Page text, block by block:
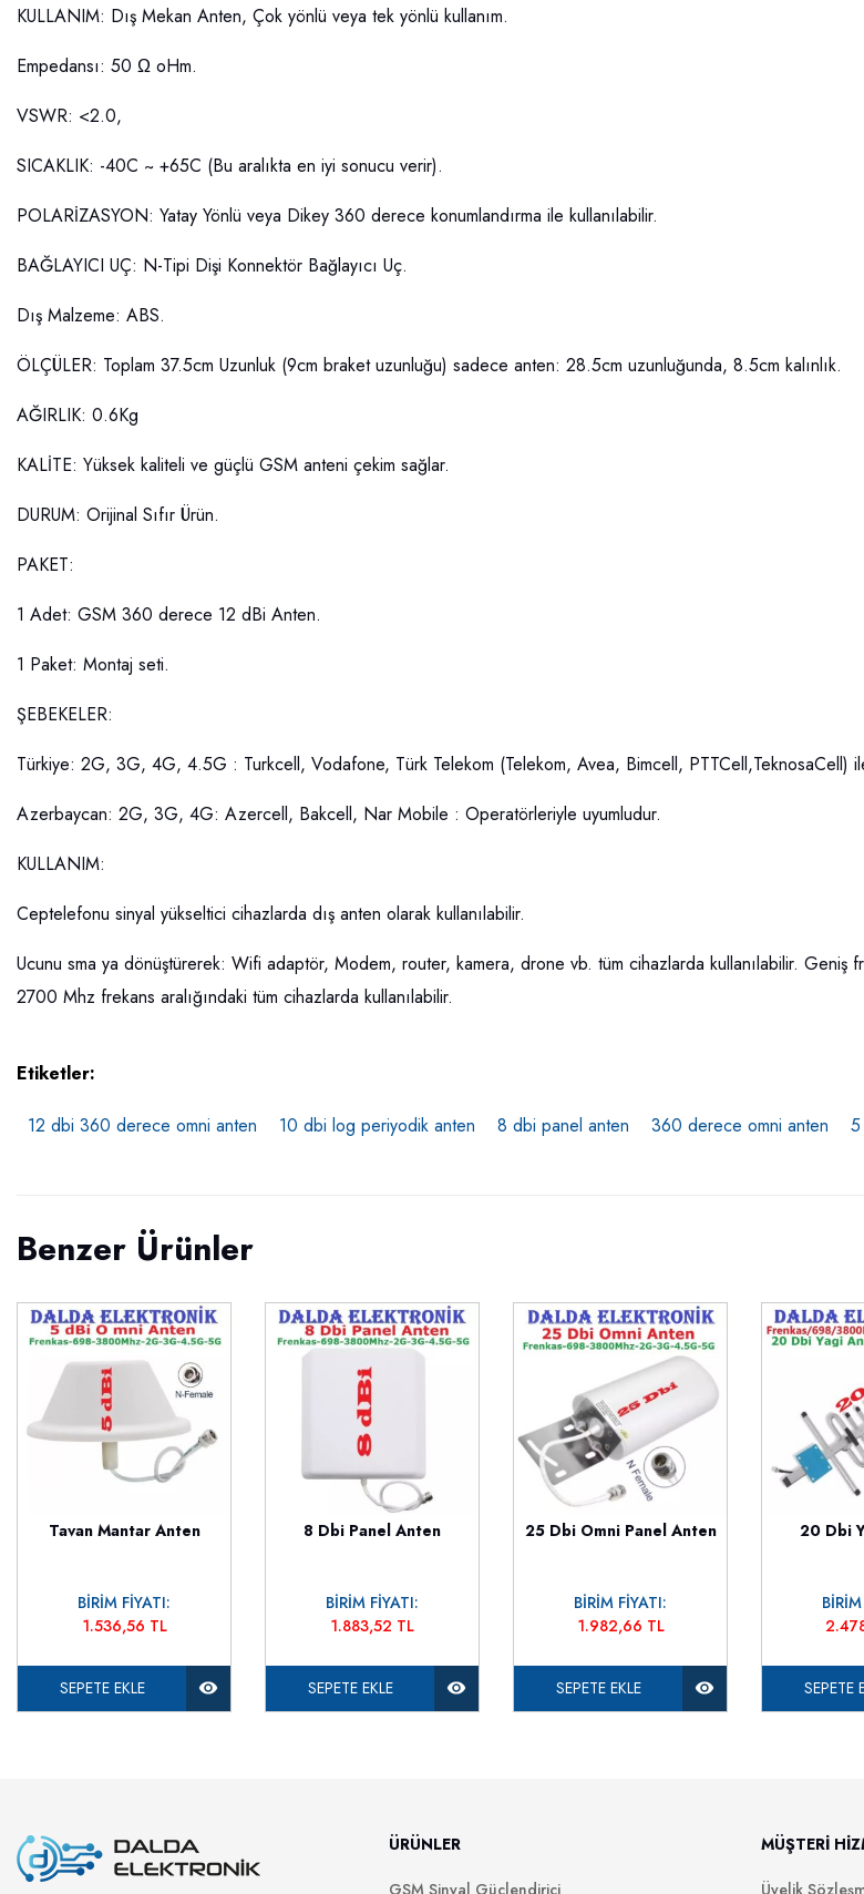
KULLANIM: Dış Mekan Anten, Çok yönlü veya tek yönlü kullanım.
Empedansı: 50 Ω oHm.
VSWR: <2.0,
SICAKLIK: -40C ~ +65C (Bu aralıkta en iyi sonucu verir).
POLARİZASYON: Yatay Yönlü veya Dikey 360 derece konumlandırma ile kullanılabilir.
BAĞLAYICI UÇ: N-Tipi Dişi Konnektör Bağlayıcı Uç.
Dış Malzeme: ABS.
ÖLÇÜLER: Toplam 37.5cm Uzunluk (9cm braket uzunluğu) sadece anten: 28.5cm uzunluğunda, 8.5cm kalınlık.
AĞIRLIK: 0.6Kg
KALİTE: Yüksek kaliteli ve güçlü GSM anteni çekim sağlar.
DURUM: Orijinal Sıfır Ürün.
PAKET:
1 Adet: GSM 360 derece 12 dBi Anten.
1 Paket: Montaj seti.
ŞEBEKELER:
Türkiye: 2G, 3G, 4G, 4.5G : Turkcell, Vodafone, Türk Telekom (Telekom, Avea, Bimcell, PTTCell,TeknosaCell)
Azerbaycan: 2G, 3G, 4G: Azercell, Bakcell, Nar Mobile : Operatörleriyle uyumludur.
KULLANIM:
Ceptelefonu sinyal yükseltici cihazlarda dış anten olarak kullanılabilir.
Ucunu sma ya dönüştürerek: Wifi adaptör, Modem, router, kamera, drone vb. tüm cihazlarda kullanılabilir.
2700 Mhz frekans aralığındaki tüm cihazlarda kullanılabilir.
Etiketler:
12 dbi 360 derece omni anten 10 dbi log periyodik anten 8 dbi panel anten 360 derece omni anten
Benzer Ürünler
Tavan Mantar Anten
BİRİM FİYATI:
1.536,56 TL
SEPETE EKLE
8 Dbi Panel Anten
BİRİM FİYATI:
1.883,52 TL
SEPETE EKLE
25 Dbi Omni Panel Anten
BİRİM FİYATI:
1.982,66 TL
SEPETE EKLE
20 Dbi
SEPETE
ÜRÜNLER
GSM Sinyal Güçlendirici
MÜŞTERİ
Üyelik